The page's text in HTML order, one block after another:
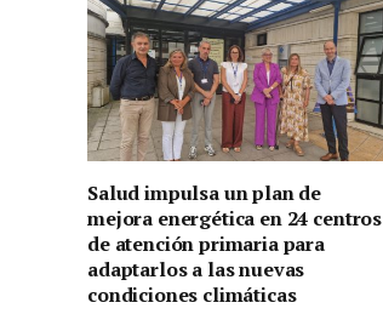
Salud impulsa un plan de
mejora energética en 24 centros
de atención primaria para
adaptarlos a las nuevas
condiciones climáticas